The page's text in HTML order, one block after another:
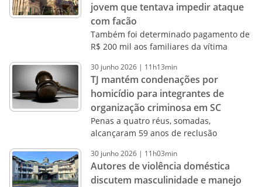
jovem que tentava impedir ataque
com facão
Também foi determinado pagamento de
R$ 200 mil aos familiares da vítima
30 junho2026 | 11h13min
TJ mantém condenações por
homicídio para integrantes de
organização criminosa em SC
Penas a quatro réus, somadas,
alcançaram 59 anos de reclusão
30 junho2026 | 11h03min
Autores de violência doméstica
discutem masculinidade e manejo